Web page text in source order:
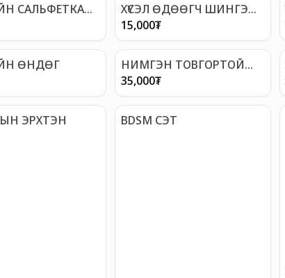
САЛЬФЕТКА
УДААШРУУЛАХ)
ХҮСЭЛ ӨДӨӨГЧ ШИНГЭН
БЭЛДМЭЛ
15,000₮
ӨНДӨГ
НИМГЭН ТОВГОРТОЙ
БЭЛГЭВЧ
35,000₮
ЭРХТЭН BDSM СЭТ